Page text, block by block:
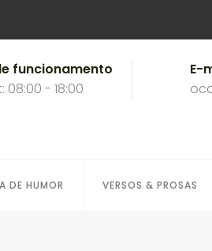
funcionamento
08:00 - 18:00
E-
DE HUMOR VERSOS & PROSAS